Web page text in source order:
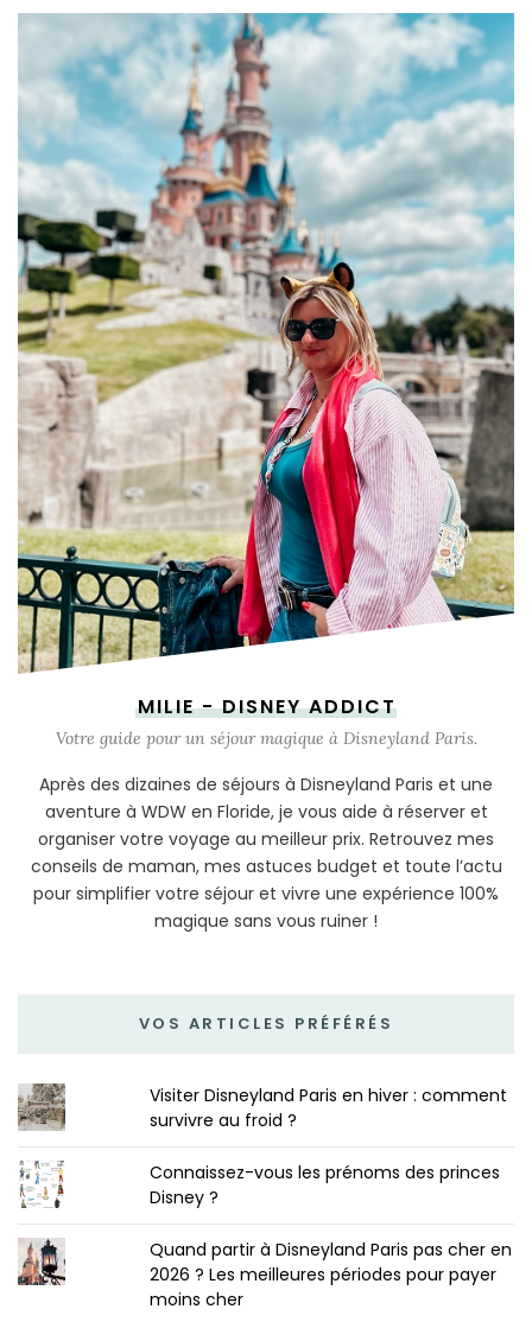
MILIE - DISNEY ADDICT
Votre guide pour un séjour magique à Disneyland Paris.
Après des dizaines de séjours à Disneyland Paris et une
aventure à WDW en Floride, je vous aide à réserver et
organiser votre voyage au meilleur prix. Retrouvez mes
conseils de maman, mes astuces budget et toute l’actu
pour simplifier votre séjour et vivre une expérience 100%
magique sans vous ruiner !
VOS ARTICLES PRÉFÉRÉS
Visiter Disneyland Paris en hiver : comment
survivre au froid ?
Connaissez-vous les prénoms des princes
Disney ?
Quand partir à Disneyland Paris pas cher en
2026 ? Les meilleures périodes pour payer
moins cher